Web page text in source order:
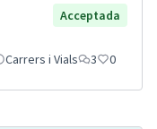
Acceptada
Carrers i Vials 3 0